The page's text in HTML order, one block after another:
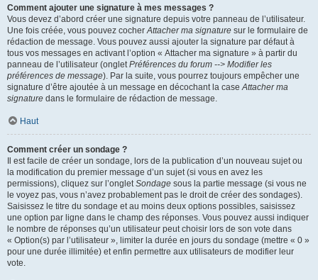
Comment ajouter une signature à mes messages ?
Vous devez d’abord créer une signature depuis votre panneau de l’utilisateur.
Une fois créée, vous pouvez cocherAttacher ma signature sur le formulaire de
rédaction de message. Vous pouvez aussi ajouter la signature par défaut à
tous vos messages en activant l’option « Attacher ma signature » à partir du
panneau de l’utilisateur (ongletPréférences du forum --> Modifier les
préférences de message). Par la suite, vous pourrez toujours empêcher une
signature d’être ajoutée à un message en décochant la caseAttacher ma
signature dans le formulaire de rédaction de message.
Haut
Comment créer un sondage ?
Il est facile de créer un sondage, lors de la publication d’un nouveau sujet ou
la modification du premier message d’un sujet (si vous en avez les
permissions), cliquez sur l’ongletSondage sous la partie message (si vous ne
le voyez pas, vous n’avez probablement pas le droit de créer des sondages).
Saisissez le titre du sondage et au moins deux options possibles, saisissez
une option par ligne dans le champ des réponses. Vous pouvez aussi indiquer
le nombre de réponses qu’un utilisateur peut choisir lors de son vote dans
« Option(s) par l’utilisateur », limiter la durée en jours du sondage (mettre « 0 »
pour une durée illimitée) et enfin permettre aux utilisateurs de modifier leur
vote.